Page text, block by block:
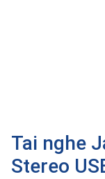
Tai nghe
Stereo
pháp
Dịch
vụ